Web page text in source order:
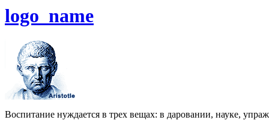
logo_name
Воспитание нуждается в трех вещах: в даровании, науке,